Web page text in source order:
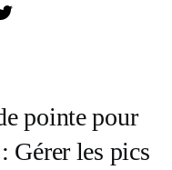
pointe pour
Gérer les pics